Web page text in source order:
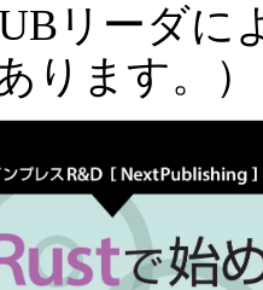
リーダに
ります。）